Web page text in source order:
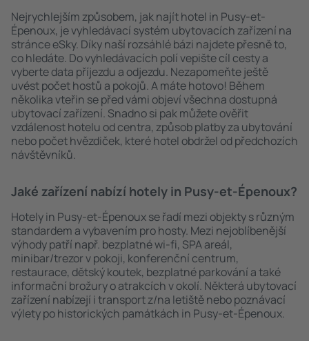
Nejrychlejším způsobem, jak najít hotel in Pusy-et-
Épenoux, je vyhledávací systém ubytovacích zařízení na
stránce eSky. Díky naší rozsáhlé bázi najdete přesně to,
co hledáte. Do vyhledávacích polí vepište cíl cesty a
vyberte data příjezdu a odjezdu. Nezapomeňte ještě
uvést počet hostů a pokojů. A máte hotovo! Během
několika vteřin se před vámi objeví všechna dostupná
ubytovací zařízení. Snadno si pak můžete ověřit
vzdálenost hotelu od centra, způsob platby za ubytování
nebo počet hvězdiček, které hotel obdržel od předchozích
návštěvníků.
Jaké zařízení nabízí hotely in Pusy-et-Épenoux?
Hotely in Pusy-et-Épenoux se řadí mezi objekty s různým
standardem a vybavením pro hosty. Mezi nejoblíbenější
výhody patří např. bezplatné wi-fi, SPA areál,
minibar/trezor v pokoji, konferenční centrum,
restaurace, dětský koutek, bezplatné parkování a také
informační brožury o atrakcích v okolí. Některá ubytovací
zařízení nabízejí i transport z/na letiště nebo poznávací
výlety po historických památkách in Pusy-et-Épenoux.